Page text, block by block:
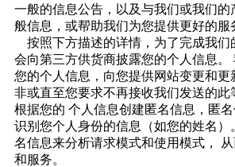
一般的信息公告，以及与我们或我们的
般信息，或帮助我们为您提供更好的服
按照下方描述的详情，为了完成我们
会向第三方供货商披露您的个人信息。
您的个人信息，向您提供网站变更和更
非或直至您要求不再接收我们发送的此
根据您的 个人信息创建匿名信息，匿
识别您个人身份的信息（如您的姓名）
名信息来分析请求模式和使用模式，
和服务。